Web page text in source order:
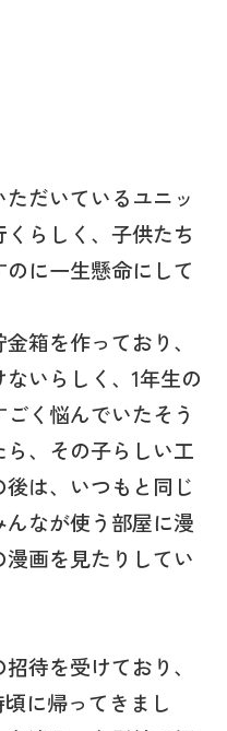
だいているユニッ
らしく、子供たち
に一生懸命にして
箱を作っており、
いらしく、1年生の
く悩んでいたそう
、その子らしい工
は、いつもと同じ
なが使う部屋に漫
画を見たりしてい
待を受けており、
に帰ってきまし